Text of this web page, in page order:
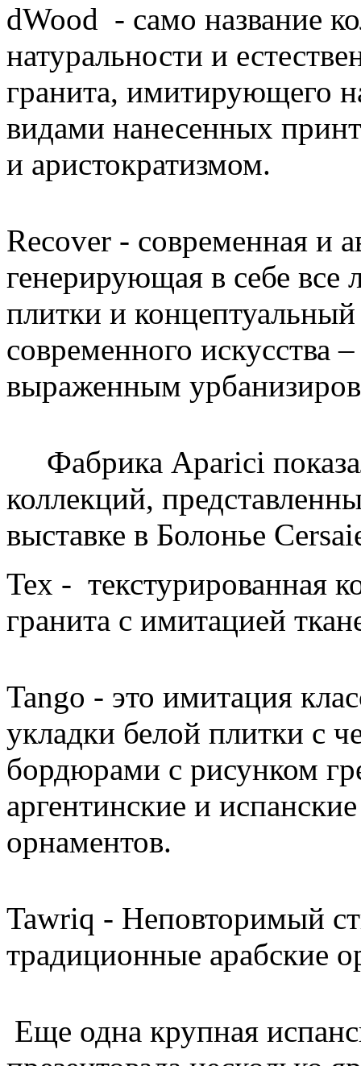
dWood - само название
натуральности и
гранита, имитирующего
видами нанесенных
и аристократизмом.
Recover - современная и
генерирующая в себе все
плитки и
современного искусства
выраженным
Фабрика Аparici
коллекций,
выставке в Болонье
Tex - текстурированная
гранита с имитацией
Tango - это имитация
укладки белой плитки с
бордюрами с рисунком
аргентинские и
орнаментов.
Tawriq - Неповторимый
традиционные арабские
Еще одна крупная